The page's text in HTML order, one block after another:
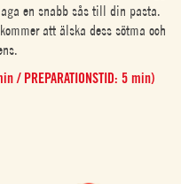
en snabb sås till din pasta.
att älska dess sötma och
/ PREPARATIONSTID: 5 min)